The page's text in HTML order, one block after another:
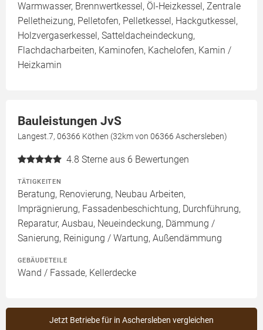
Warmwasser, Brennwertkessel, Öl-Heizkessel, Zentrale
Pelletheizung, Pelletofen, Pelletkessel, Hackgutkessel,
Holzvergaserkessel, Satteldacheindeckung,
Flachdacharbeiten, Kaminofen, Kachelofen, Kamin /
Heizkamin
Bauleistungen JvS
Langest.7, 06366 Köthen (32km von 06366 Aschersleben)
4.8 Sterne aus 6 Bewertungen
TÄTIGKEITEN
Beratung, Renovierung, Neubau Arbeiten,
Imprägnierung, Fassadenbeschichtung, Durchführung,
Reparatur, Ausbau, Neueindeckung, Dämmung /
Sanierung, Reinigung / Wartung, Außendämmung
GEBÄUDETEILE
Wand / Fassade, Kellerdecke
Jetzt Betriebe für in Aschersleben vergleichen